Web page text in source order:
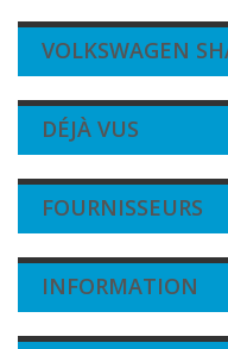
VOLKSWAGEN
DÉJÀ VUS
FOURNISSEURS
INFORMATION